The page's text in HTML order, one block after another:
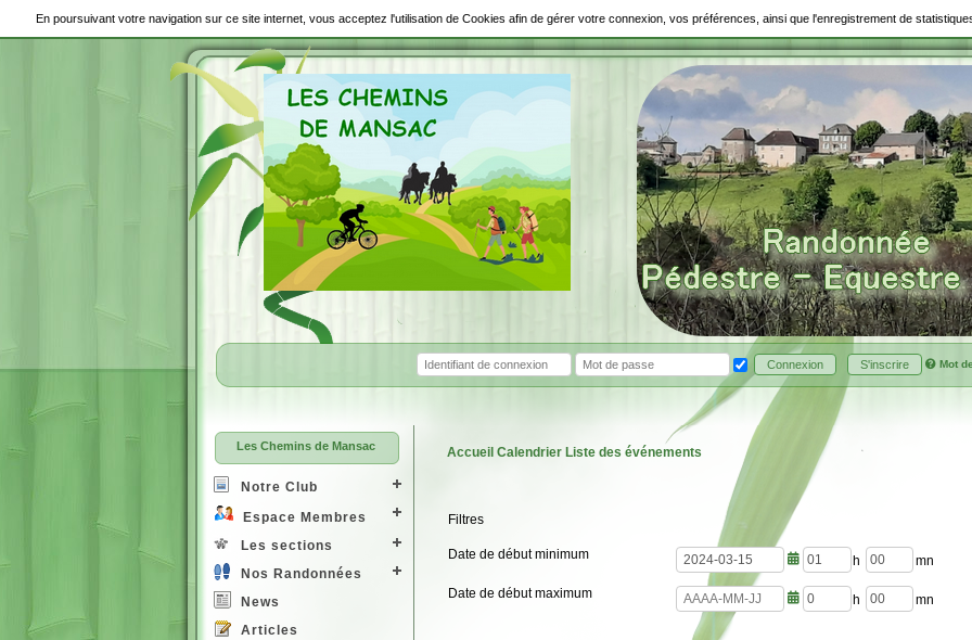
En poursuivant votre navigation sur ce site internet, vous acceptez l'utilisation de Cookies afin de gérer votre connexion, vos préférences, ainsi que l'enregistrement de
Connexion S'inscrire Mot
Les Chemins de Mansac
Notre Club
Espace Membres
Les sections
Nos Randonnées
News
Articles
Accueil Calendrier Liste des événements
Filtres
Date de début minimum
e
u
i
n
Date de début maximum